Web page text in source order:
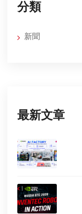
分類
新聞
最新文章